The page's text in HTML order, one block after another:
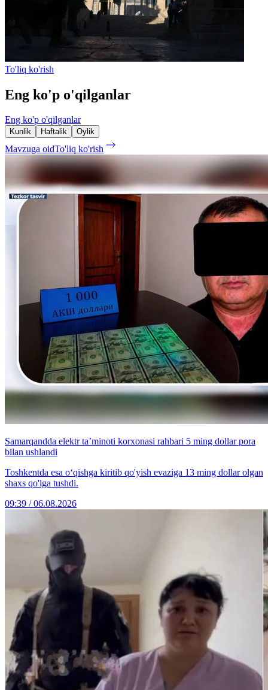
To'liq ko'rish
Eng ko'p o'qilganlar
Eng ko'p o'qilganlar
Kunlik Haftalik Oylik
Mavzuga oidTo'liq ko'rish
Samarqandda elektr ta’minoti korxonasi rahbari 5 ming dollar pora
bilan ushlandi
Toshkentda esa o‘qishga kiritib qo'yish evaziga 13 ming dollar olgan
shaxs qo'lga tushdi.
09:39 / 06.08.2026